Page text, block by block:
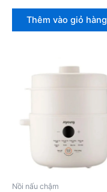
Thêm vào giỏ hàng
Nồi nấu chậm